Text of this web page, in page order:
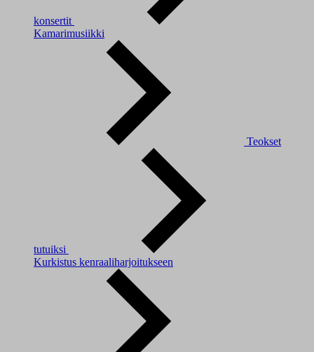
konsertit
Kamarimusiikki
Teokset
tutuiksi
Kurkistus kenraaliharjoitukseen